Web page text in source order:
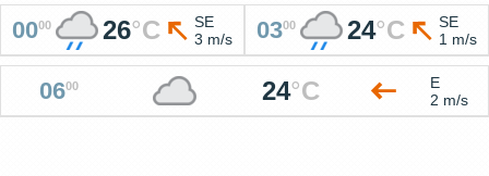
0000 26°C
SE
3 m/s
0300 24°C
SE
1 m/s
0600 24°C
E
2 m/s